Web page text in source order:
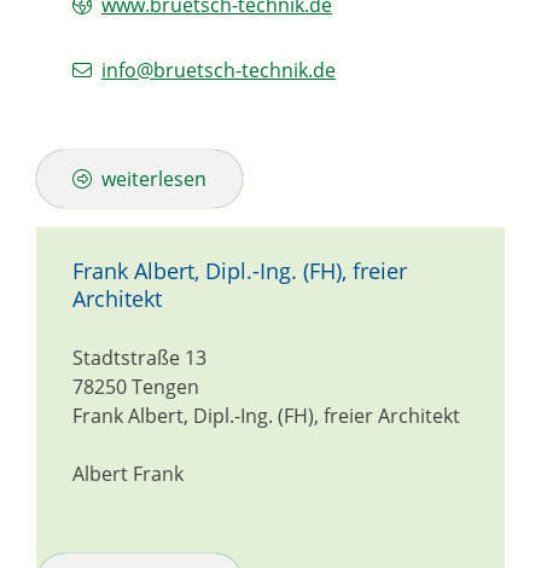
info@bruetsch-technik.de
weiterlesen
Frank Albert, Dipl.-Ing. (FH), freier
Architekt
Frank Albert, Dipl.-Ing. (FH), freier Architekt
Stadtstraße 13
78250Tengen
Albert Frank